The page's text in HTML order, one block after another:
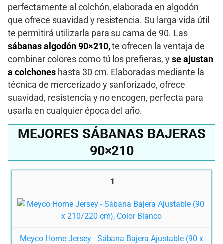
perfectamente al colchón, elaborada en algodón
que ofrece suavidad y resistencia. Su larga vida útil
te permitirá utilizarla para su cama de 90. Las
sábanas algodón 90×210, te ofrecen la ventaja de
combinar colores como tú los prefieras, y se ajustan
a colchones hasta 30 cm. Elaboradas mediante la
técnica de mercerizado y sanforizado, ofrece
suavidad, resistencia y no encogen, perfecta para
usarla en cualquier época del año.
MEJORES SÁBANAS BAJERAS
90×210
1
Meyco Home Jersey - Sábana Bajera Ajustable (90 x